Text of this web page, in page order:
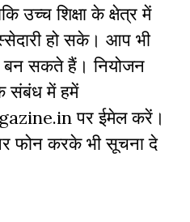
उच्च शिक्षा के क्षेत्र में
हो सके। आप भी
बन सकते हैं। नियोजन
संबंध में हमें
पर ईमेल करें।
फोन करके भी सूचना दे